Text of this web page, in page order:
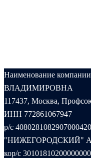
Наименование
ВЛАДИМИРОВНА
117437, Москва,
ИНН 772861067947
р/с
"НИЖЕГОРОДСКИЙ"
кор/с